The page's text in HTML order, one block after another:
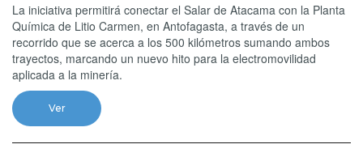
La iniciativa permitirá conectar el Salar de Atacama con la Planta
Química de Litio Carmen, en Antofagasta, a través de un
recorrido que se acerca a los 500 kilómetros sumando ambos
trayectos, marcando un nuevo hito para la electromovilidad
aplicada a la minería.
Ver